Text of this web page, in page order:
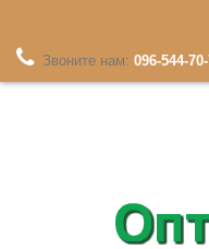
Звоните нам: 096-544-